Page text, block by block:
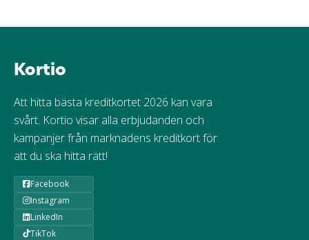
Kortio
Att hitta bästa kreditkortet 2026 kan vara
svårt. Kortio visar alla erbjudanden och
kampanjer från marknadens kreditkort för
att du ska hitta rätt!
Facebook
Instagram
LinkedIn
TikTok